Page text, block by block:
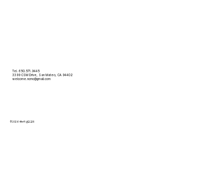
Tel. 650.571.9445
3399 CSM Drive, San Mateo, CA 94402
welcome.ncmc@gmail.com
© 2026 새누리 선교 교회